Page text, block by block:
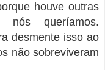
houve outras
nós queríamos.
desmente isso ao
não sobreviveram